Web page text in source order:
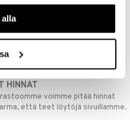
av vår webbplats.
siitä ostatko yksittäisen
joka ylittää 50 €.
normaalisti samana
HINNAT
voimme pitää hinnat
että teet löytöjä sivuillamme.